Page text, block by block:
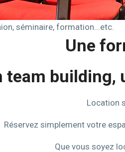
séminaire, formation...etc.
Une
team building,
Location
Réservez simplement votre
Que vous soyez